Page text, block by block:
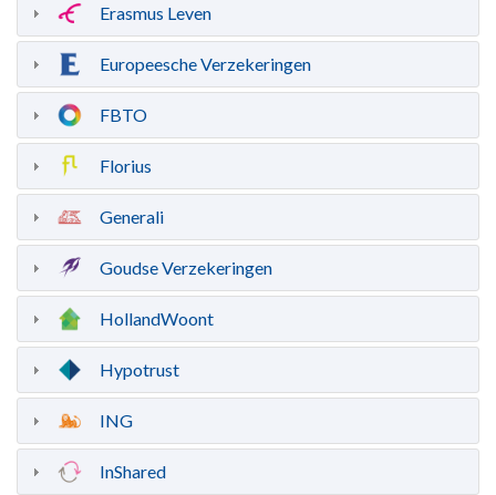
Erasmus Leven
Europeesche Verzekeringen
FBTO
Florius
Generali
Goudse Verzekeringen
HollandWoont
Hypotrust
ING
InShared